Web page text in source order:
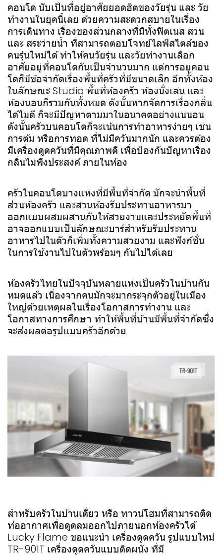
คอนโด นับเป็นที่อยู่อาศัยยอดฮิตของวัยรุ่น และ วัย
ทำงานในยุคนี้เลย ด้วยความสะดวกสบายในเรื่อง
การเดินทาง เรื่องของส่วนกลางที่มีทั้งฟิตเนส สวน
และ สระว่ายน้ำ ที่สามารถตอบโจทย์ไลฟ์สไตล์ของ
คนรุ่นใหม่ได้ ทำให้คนวัยรุ่น และวัยทำงานเลือก
อาศัยอยู่ที่คอนโดกันเป็นจำนวนมาก แต่การอยู่คอน
โดก็มีข้อจำกัดเรื่องพื้นที่ครัวที่มีขนาดเล็ก อีกทั้งห้อง
ในลักษณะ Studio พื้นที่ห้องครัว ห้องนั่งเล่น และ
ห้องนอนก็รวมกันทั้งหมด ดังนั้นหากจัดการเรื่องกลิ่น
ได้ไม่ดี ก็จะมีปัญหาตามมาในอนาคตอย่างแน่นอน
ดังนั้นครัวบนคอนโดก็จะเน้นการทำอาหารง่ายๆ เช่น
การต้ม หรือการทอด ที่ไม่มีควันมากนัก และควรต้อง
มีเครื่องดูดควันที่มีคุณภาพดี เพื่อป้องกันปัญหาเรื่อง
กลิ่นไม่พึงประสงค์ ภายในห้อง
ครัวในคอนโดบางแห่งที่มีพื้นที่จำกัด มักจะนำพื้นที่
ส่วนห้องครัว และส่วนห้องรับประทานอาหารมา
ออกแบบผสมผสานกันให้สวยงามและประหยัดพื้นที่
อาจออกแบบเป็นลักษณะบาร์สำหรับรับประทาน
อาหารไปในตัวก็เพิ่มทั้งความสวยงาม และฟังก์ชั่น
ในการใช้งานไปในตัวพร้อมๆ กันไปได้เลย
ห้องครัวไทยในปัจจุบันหลายแห่งเป็นครัวในบ้านกัน
หมดแล้ว เนื่องจากคนมักจะมากระจุกตัวอยู่ในเมือง
ใหญ่ด้วยเหตุผลในเรื่องโอกาสการทำงาน และ
โอกาสทางการศึกษา ทำให้พื้นที่บ้านมีพื้นที่จำกัดซึ่ง
จะส่งผลต่อรูปแบบครัวอีกด้วย
สำหรับครัวในบ้านเดี่ยว หรือ ทาวน์โฮมที่สามารถติด
ท่ออากาศเพื่อดูดลมออกไปภายนอกห้องครัวได้
Lucky Flame ขอแนะนำ เครื่องดูดควัน รูปแบบใหม่
TR-901T เครื่องดูดควันแบบติดผนัง ที่มี